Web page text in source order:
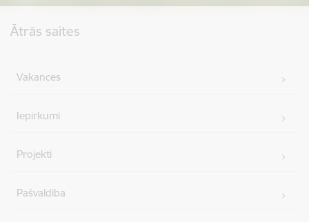
Ātrās saites
Vakances
Iepirkumi
Projekti
Pašvaldība